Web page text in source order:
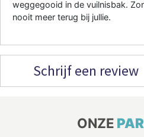
weggegooid in de vuilnisbak.
nooit meer terug bij jullie.
Schrijf een review
ONZE